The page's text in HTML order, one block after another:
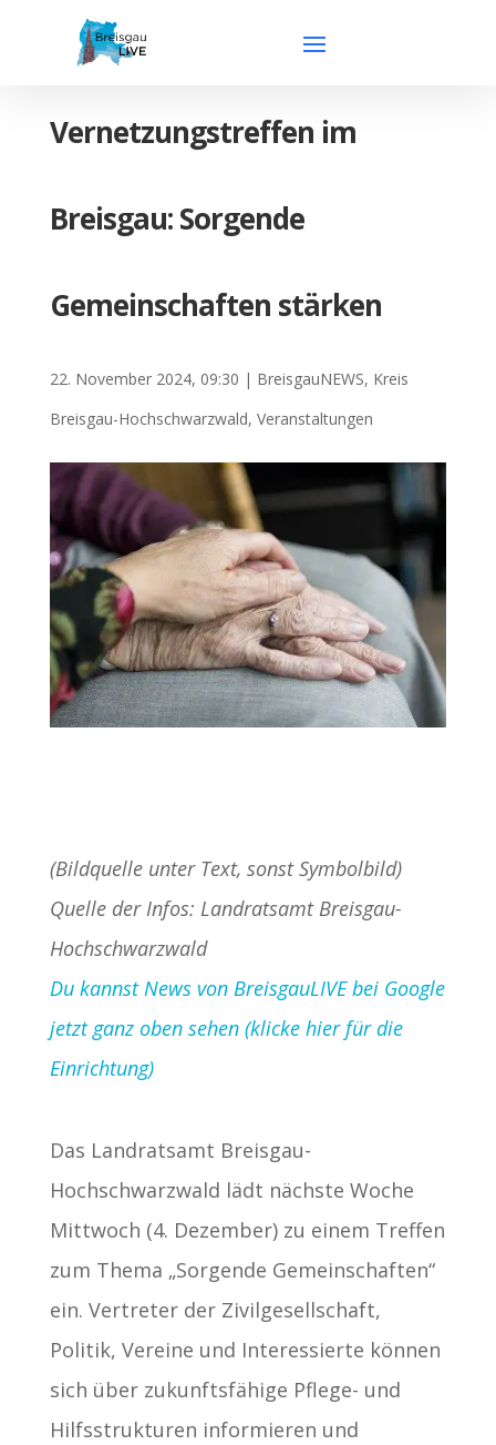
Vernetzungstreffen im
Breisgau: Sorgende
Gemeinschaften stärken
22. November 2024, 09:30 | BreisgauNEWS, Kreis
Breisgau-Hochschwarzwald, Veranstaltungen
(Bildquelle unter Text, sonst Symbolbild)
Quelle der Infos: Landratsamt Breisgau-
Hochschwarzwald
Du kannst News von BreisgauLIVE bei Google
jetzt ganz oben sehen (klicke hier für die
Einrichtung)
Das Landratsamt Breisgau-
Hochschwarzwald lädt nächste Woche
Mittwoch (4. Dezember) zu einem Treffen
zum Thema „Sorgende Gemeinschaften“
ein. Vertreter der Zivilgesellschaft,
Politik, Vereine und Interessierte können
sich über zukunftsfähige Pflege- und
Hilfsstrukturen informieren und